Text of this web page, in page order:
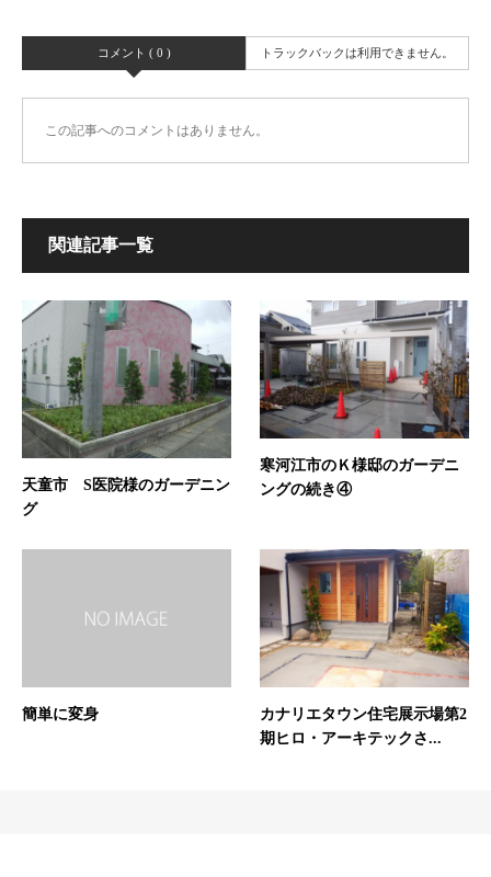
コメント ( 0 ) トラックバックは利用できません。
この記事へのコメントはありません。
関連記事一覧
天童市 S医院様のガーデニン
グ
寒河江市のＫ様邸のガーデニ
ングの続き④
簡単に変身
カナリエタウン住宅展示場第2
期ヒロ・アーキテックさ...